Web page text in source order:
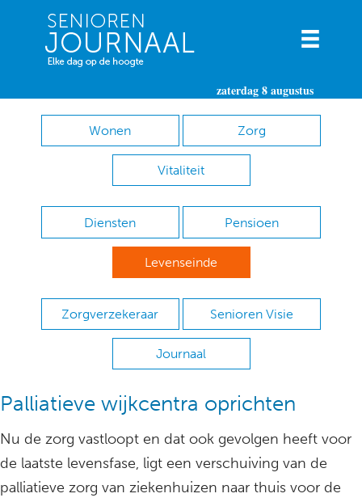
zaterdag 8 augustus
Wonen Zorg
Vitaliteit
Diensten Pensioen
Levenseinde
Zorgverzekeraar Senioren Visie
Journaal
Palliatieve wijkcentra oprichten
Nu de zorg vastloopt en dat ook gevolgen heeft voor
de laatste levensfase, ligt een verschuiving van de
palliatieve zorg van ziekenhuizen naar thuis voor de